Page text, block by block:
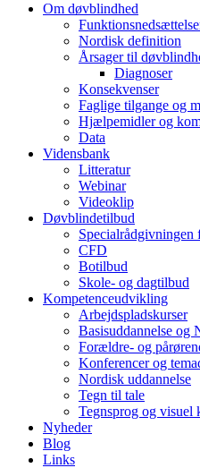
Om døvblindhed
Nordisk definition
Årsager til
Diagnoser
Konsekvenser
Faglige tilgange og
Hjælpemidler og
Data
Vidensbank
Litteratur
Webinar
Videoklip
Døvblindetilbud
CFD
Botilbud
Skole- og dagtilbud
Kompetenceudvikling
Arbejdspladskurser
Basisuddannelse og
Forældre- og
Konferencer og
Nordisk uddannelse
Tegn til tale
Tegnsprog og visuel
Nyheder
Blog
Links